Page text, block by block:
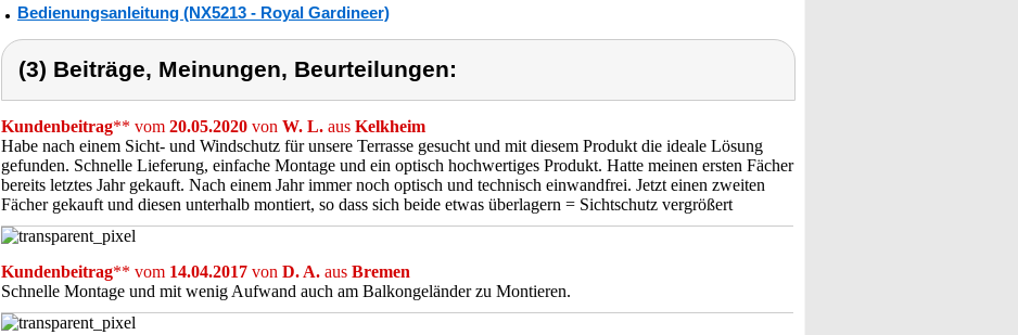
Bedienungsanleitung (NX5213 - Royal Gardineer)
(3) Beiträge, Meinungen, Beurteilungen:
Kundenbeitrag** vom 20.05.2020 von W. L. aus Kelkheim
Habe nach einem Sicht- und Windschutz für unsere Terrasse gesucht und mit diesem Produkt die ideale Lösung
gefunden. Schnelle Lieferung, einfache Montage und ein optisch hochwertiges Produkt. Hatte meinen ersten Fächer
bereits letztes Jahr gekauft. Nach einem Jahr immer noch optisch und technisch einwandfrei. Jetzt einen zweiten
Fächer gekauft und diesen unterhalb montiert, so dass sich beide etwas überlagern = Sichtschutz vergrößert
Kundenbeitrag** vom 14.04.2017 von D. A. aus Bremen
Schnelle Montage und mit wenig Aufwand auch am Balkongeländer zu Montieren.